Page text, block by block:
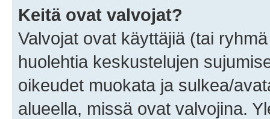
Keitä ovat valvojat?
Valvojat ovat käyttäjiä (tai
huolehtia keskustelujen
oikeudet muokata ja sulkea/
alueella, missä ovat valvojina.